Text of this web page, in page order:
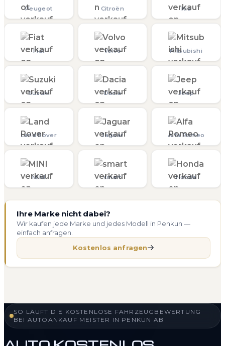
Peugeot Citroën Kia
Fiat Volvo Mitsubishi
Suzuki Dacia Jeep
Land Rover Jaguar Alfa Romeo
MINI smart Honda
Ihre Marke nicht dabei?
Wir kaufen jede Marke und jedes Modell in Penkun —
einfach anfragen.
Kostenlos anfragen
SO LÄUFT DIE KOSTENLOSE FAHRZEUGBEWERTUNG
BEI AUTOANKAUF MEISTER IN PENKUN AB